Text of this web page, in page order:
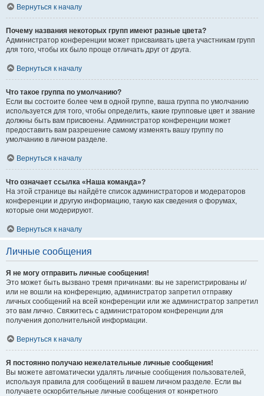
Вернуться к началу
Почему названия некоторых групп имеют разные цвета?
Администратор конференции может присваивать цвета участникам групп
для того, чтобы их было проще отличать друг от друга.
Вернуться к началу
Что такое группа по умолчанию?
Если вы состоите более чем в одной группе, ваша группа по умолчанию
используется для того, чтобы определить, какие групповые цвет и звание
должны быть вам присвоены. Администратор конференции может
предоставить вам разрешение самому изменять вашу группу по
умолчанию в личном разделе.
Вернуться к началу
Что означает ссылка «Наша команда»?
На этой странице вы найдёте список администраторов и модераторов
конференции и другую информацию, такую как сведения о форумах,
которые они модерируют.
Вернуться к началу
Личные сообщения
Я не могу отправить личные сообщения!
Это может быть вызвано тремя причинами: вы не зарегистрированы и/
или не вошли на конференцию, администратор запретил отправку
личных сообщений на всей конференции или же администратор запретил
это вам лично. Свяжитесь с администратором конференции для
получения дополнительной информации.
Вернуться к началу
Я постоянно получаю нежелательные личные сообщения!
Вы можете автоматически удалять личные сообщения пользователей,
используя правила для сообщений в вашем личном разделе. Если вы
получаете оскорбительные личные сообщения от конкретного